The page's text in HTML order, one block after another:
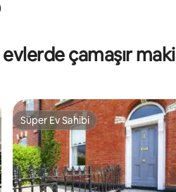
ortalama 5 puan, 13
evlerde çamaşır
Süper Ev Sahibi
Süper Ev Sahibi